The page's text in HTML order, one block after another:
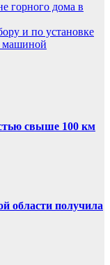
горного дома в
и по установке
машиной
свыше 100 км
области получила